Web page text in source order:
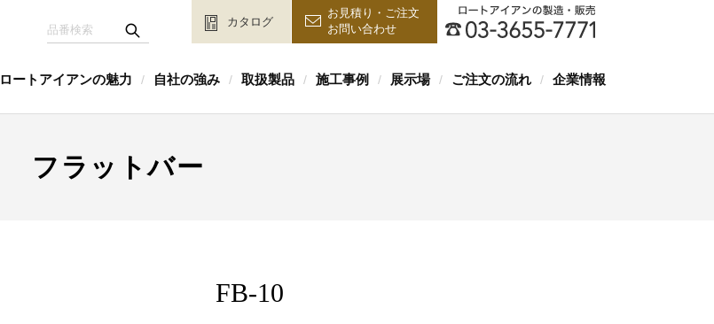
カタログ
お見積り・ご注文
お問い合わせ
ロートアイアンの魅力 / 自社の強み / 取扱製品 / 施工事例 / 展示場 / ご注文の流れ / 企業情報
フラットバー
FB-10